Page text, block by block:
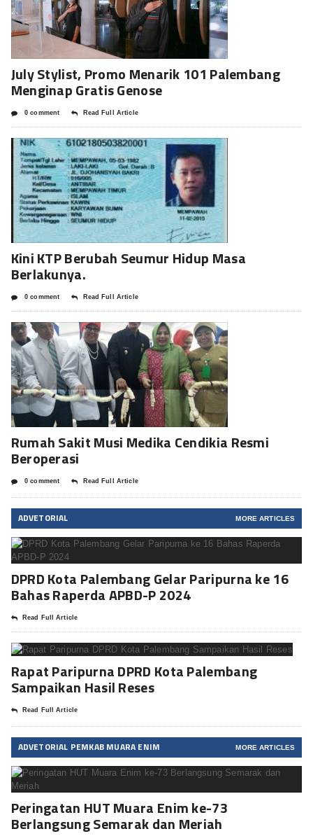
July Stylist, Promo Menarik 101 Palembang
Menginap Gratis Genose
0 comment Read Full Article
Kini KTP Berubah Seumur Hidup Masa
Berlakunya.
0 comment Read Full Article
Rumah Sakit Musi Medika Cendikia Resmi
Beroperasi
0 comment Read Full Article
ADVETORIAL MORE ARTICLES
DPRD Kota Palembang Gelar Paripurna ke 16
Bahas Raperda APBD-P 2024
Read Full Article
Rapat Paripurna DPRD Kota Palembang
Sampaikan Hasil Reses
Read Full Article
ADVETORIAL PEMKAB MUARA ENIM MORE ARTICLES
Peringatan HUT Muara Enim ke-73
Berlangsung Semarak dan Meriah